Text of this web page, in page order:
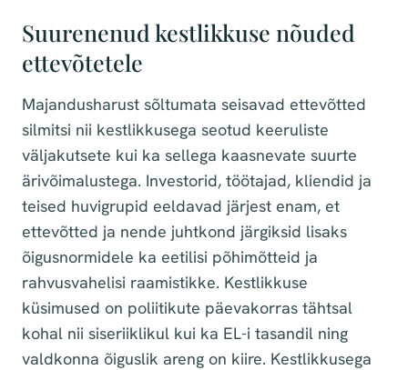
Suurenenud kestlikkuse nõuded
ettevõtetele
Majandusharust sõltumata seisavad ettevõtted
silmitsi nii kestlikkusega seotud keeruliste
väljakutsete kui ka sellega kaasnevate suurte
ärivõimalustega. Investorid, töötajad, kliendid ja
teised huvigrupid eeldavad järjest enam, et
ettevõtted ja nende juhtkond järgiksid lisaks
õigusnormidele ka eetilisi põhimõtteid ja
rahvusvahelisi raamistikke. Kestlikkuse
küsimused on poliitikute päevakorras tähtsal
kohal nii siseriiklikul kui ka EL-i tasandil ning
valdkonna õiguslik areng on kiire. Kestlikkusega